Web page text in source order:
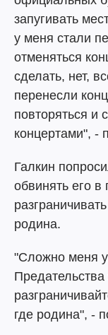
запугивать
у меня стали
отменяться
сделать, нет,
перенесли
повторяться и
концертами", -
Галкин
обвинять его в
родина.
"Сложно меня
Предательства
где родина", -